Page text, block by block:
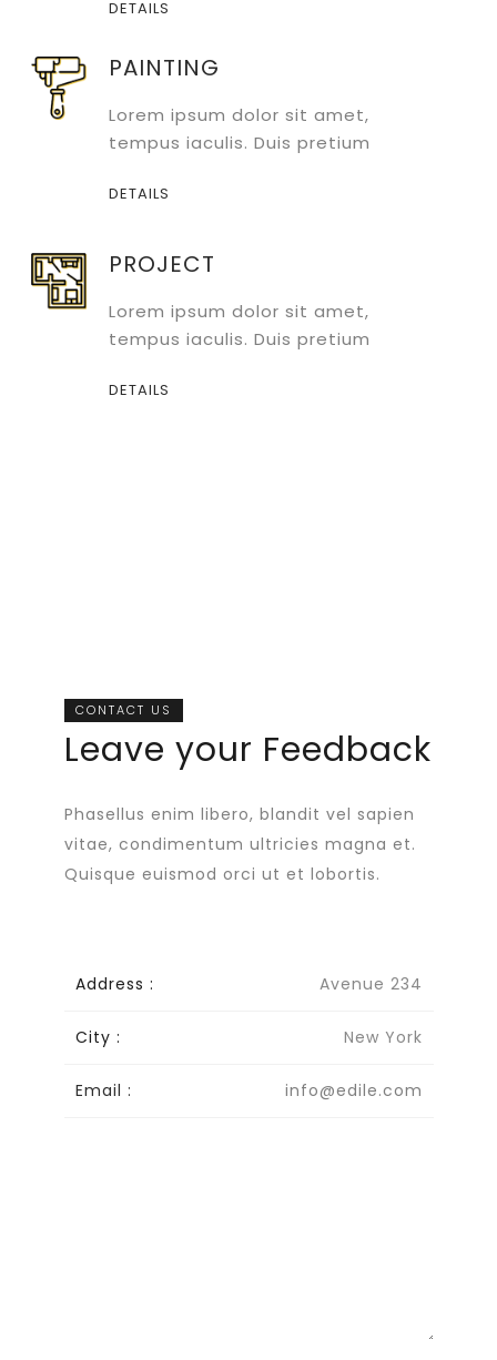
DETAILS
PAINTING
Lorem ipsum dolor sit amet,
tempus iaculis. Duis pretium
DETAILS
PROJECT
Lorem ipsum dolor sit amet,
tempus iaculis. Duis pretium
DETAILS
CONTACT US
Leave your Feedback
Phasellus enim libero, blandit vel sapien
vitae, condimentum ultricies magna et.
Quisque euismod orci ut et lobortis.
Address : Avenue 234
City : New York
Email : info@edile.com